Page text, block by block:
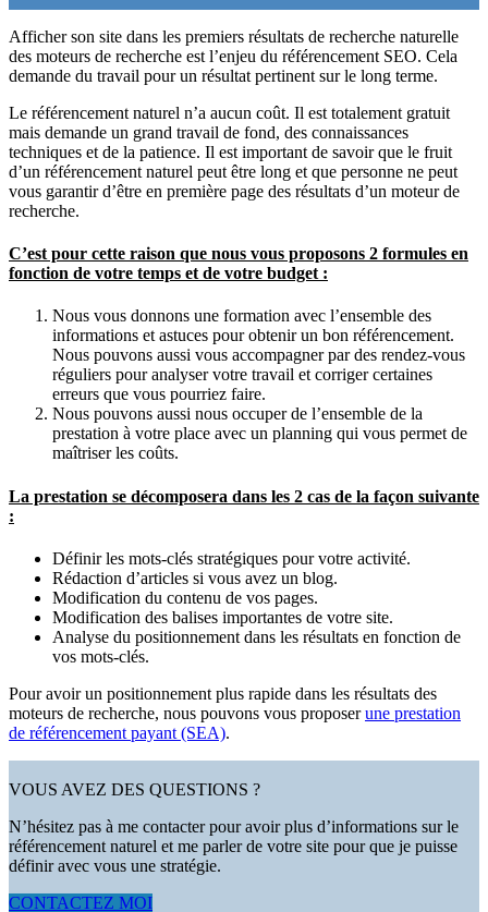
Afficher son site dans les premiers résultats de recherche naturelle
des moteurs de recherche est l’enjeu du référencement SEO. Cela
demande du travail pour un résultat pertinent sur le long terme.
Le référencement naturel n’a aucun coût. Il est totalement gratuit
mais demande un grand travail de fond, des connaissances
techniques et de la patience. Il est important de savoir que le fruit
d’un référencement naturel peut être long et que personne ne peut
vous garantir d’être en première page des résultats d’un moteur de
recherche.
C’est pour cette raison que nous vous proposons 2 formules en
fonction de votre temps et de votre budget :
Nous vous donnons une formation avec l’ensemble des
informations et astuces pour obtenir un bon référencement.
Nous pouvons aussi vous accompagner par des rendez-vous
réguliers pour analyser votre travail et corriger certaines
erreurs que vous pourriez faire.
Nous pouvons aussi nous occuper de l’ensemble de la
prestation à votre place avec un planning qui vous permet de
maîtriser les coûts.
La prestation se décomposera dans les 2 cas de la façon suivante
:
Définir les mots-clés stratégiques pour votre activité.
Rédaction d’articles si vous avez un blog.
Modification du contenu de vos pages.
Modification des balises importantes de votre site.
Analyse du positionnement dans les résultats en fonction de
vos mots-clés.
Pour avoir un positionnement plus rapide dans les résultats des
moteurs de recherche, nous pouvons vous proposerune prestation
de référencement payant (SEA).
VOUS AVEZ DES QUESTIONS ?
N’hésitez pas à me contacter pour avoir plus d’informations sur le
référencement naturel et me parler de votre site pour que je puisse
définir avec vous une stratégie.
CONTACTEZ MOI